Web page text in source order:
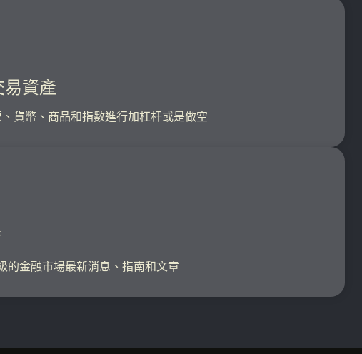
易資產
貨幣、商品和指數進行加杠杆或是做空
的金融市場最新消息、指南和文章